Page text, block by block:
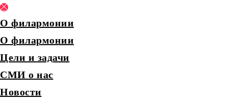
О филармонии
О филармонии
Цели и задачи
СМИ о нас
Новости